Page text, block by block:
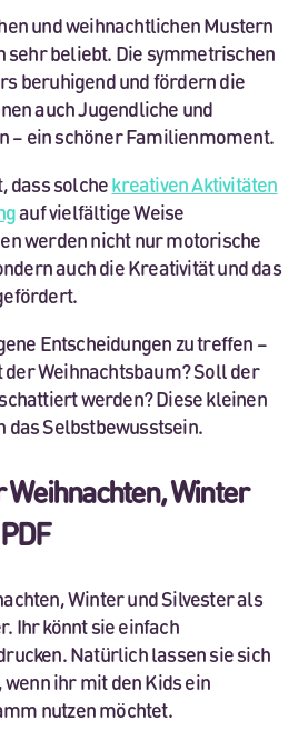
und weihnachtlichen Mustern
sehr beliebt. Die symmetrischen
beruhigend und fördern die
auch Jugendliche und
– ein schöner Familienmoment.
dass solchekreativen Aktivitäten
auf vielfältige Weise
werden nicht nur motorische
auch die Kreativität und das
Entscheidungen zu treffen –
Weihnachtsbaum? Soll der
werden? Diese kleinen
das Selbstbewusstsein.
Winter
Winter und Silvester als
Ihr könnt sie einfach
Natürlich lassen sie sich
ihr mit den Kids ein
nutzen möchtet.